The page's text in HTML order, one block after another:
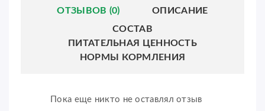
ОТЗЫВОВ (0)
ОПИСАНИЕ
СОСТАВ
ПИТАТЕЛЬНАЯ ЦЕННОСТЬ
НОРМЫ КОРМЛЕНИЯ
Пока еще никто не оставлял отзыв